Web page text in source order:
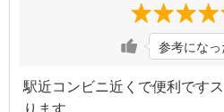
参考になっ
駅近コンビニ近くで便利です